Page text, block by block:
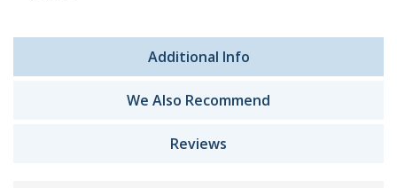
Additional Info
We Also Recommend
Reviews